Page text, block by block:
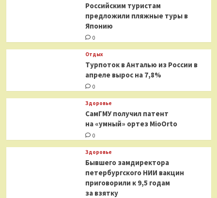
Российским туристам
предложили пляжные туры в
Японию
0
Отдых
Турпоток в Анталью из России в
апреле вырос на 7,8%
0
Здоровье
СамГМУ получил патент
на «умный» ортез MioOrto
0
Здоровье
Бывшего замдиректора
петербургского НИИ вакцин
приговорили к 9,5 годам
за взятку